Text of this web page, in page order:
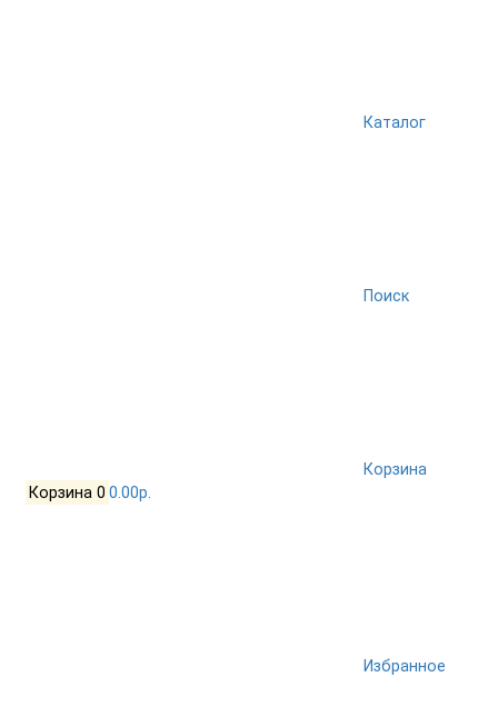
Каталог
Поиск
Корзина
Корзина 0 0.00р.
Избранное